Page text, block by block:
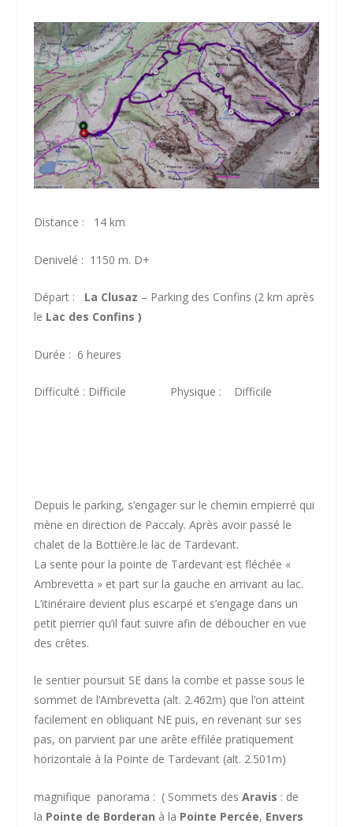
Distance : 14 km
Denivelé : 1150 m. D+
Départ : La Clusaz – Parking des Confins (2 km après
le Lac des Confins )
Durée : 6 heures
Difficulté : Difficile Physique : Difficile
Depuis le parking, s’engager sur le chemin empierré qui
mène en direction de Paccaly. Après avoir passé le
chalet de la Bottière.le lac de Tardevant.
La sente pour la pointe de Tardevant est fléchée «
Ambrevetta » et part sur la gauche en arrivant au lac.
L’itinéraire devient plus escarpé et s’engage dans un
petit pierrier qu’il faut suivre afin de déboucher en vue
des crêtes.
le sentier poursuit SE dans la combe et passe sous le
sommet de l’Ambrevetta (alt. 2.462m) que l’on atteint
facilement en obliquant NE puis, en revenant sur ses
pas, on parvient par une arête effilée pratiquement
horizontale à la Pointe de Tardevant (alt. 2.501m)
magnifique panorama : ( Sommets des Aravis : de
la Pointe de Borderan à la Pointe Percée, Envers